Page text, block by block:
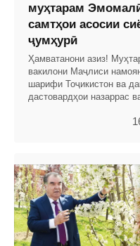
муҳтарам
самтҳои асосии
ҷумҳурӣ
Ҳамватанони азиз!
вакилони Маҷлиси
шарифи Тоҷикистон ва
дастовардҳои назаррас